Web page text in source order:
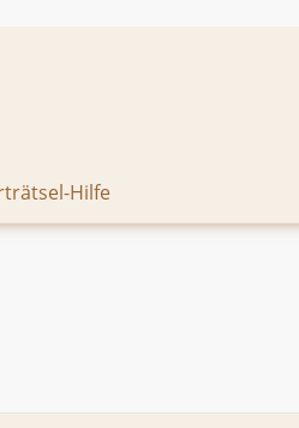
Hilfe